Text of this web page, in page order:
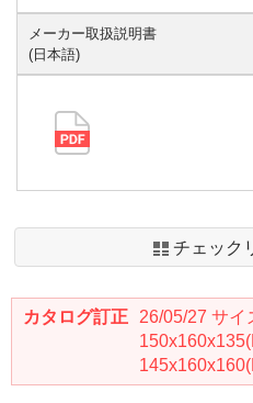
チェック
カタログ訂正
26/05/27 サイ
メーカー取扱説明書
(日本語)